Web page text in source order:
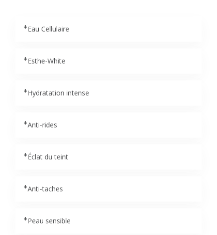
+Eau Cellulaire
+Esthe-White
+Hydratation intense
+Anti-rides
+Éclat du teint
+Anti-taches
+Peau sensible